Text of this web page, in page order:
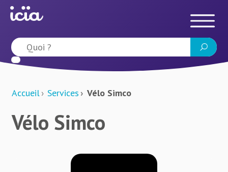
Accueil Services Vélo Simco
Vélo Simco